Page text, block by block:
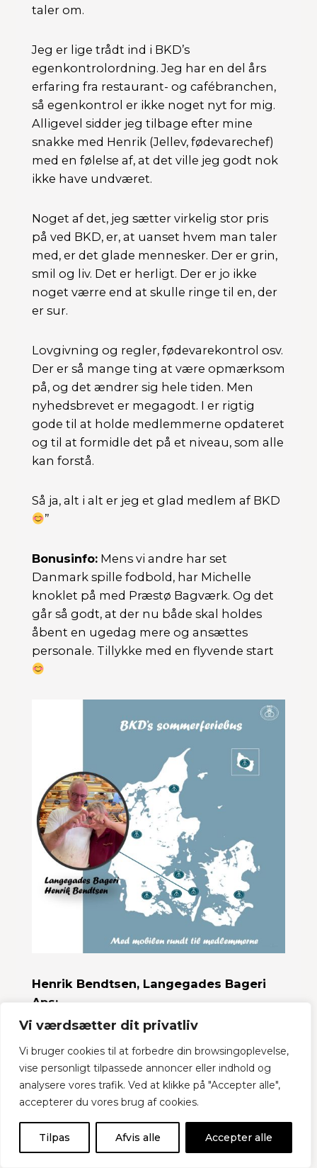
Vi værdsætter dit privatliv
Vi bruger cookies til at forbedre din browsingoplevelse,
vise personligt tilpassede annoncer eller indhold og
analysere vores trafik. Ved at klikke på "Accepter alle",
accepterer du vores brug af cookies.
Tilpas Afvis alle Accepter alle
taler om.
Jeg er lige trådt ind i BKD’s
egenkontrolordning. Jeg har en del års
erfaring fra restaurant- og cafébranchen,
så egenkontrol er ikke noget nyt for mig.
Alligevel sidder jeg tilbage efter mine
snakke med Henrik (Jellev, fødevarechef)
med en følelse af, at det ville jeg godt nok
ikke have undværet.
Noget af det, jeg sætter virkelig stor pris
på ved BKD, er, at uanset hvem man taler
med, er det glade mennesker. Der er grin,
smil og liv. Det er herligt. Der er jo ikke
noget værre end at skulle ringe til en, der
er sur.
Lovgivning og regler, fødevarekontrol osv.
Der er så mange ting at være opmærksom
på, og det ændrer sig hele tiden. Men
nyhedsbrevet er megagodt. I er rigtig
gode til at holde medlemmerne opdateret
og til at formidle det på et niveau, som alle
kan forstå.
Så ja, alt i alt er jeg et glad medlem af BKD
”
Bonusinfo:Mens vi andre har set
Danmark spille fodbold, har Michelle
knoklet på med Præstø Bagværk. Og det
går så godt, at der nu både skal holdes
åbent en ugedag mere og ansættes
personale. Tillykke med en flyvende start
Henrik Bendtsen, Langegades Bageri
Aps:
i Kerteminde har været medlem af BKD i
mere end 12 år.
undvære. Hold kæft, der er meget bøvl, jeg
slipper for. Vores medlemskab giver